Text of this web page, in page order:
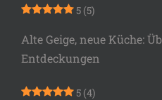
5 (5)
Alte Geige, neue Küche:
Entdeckungen
5 (4)